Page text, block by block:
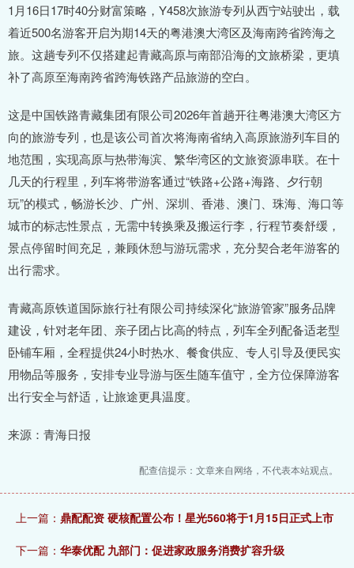
1月16日17时40分财富策略，Y458次旅游专列从西宁站驶出，载
着近500名游客开启为期14天的粤港澳大湾区及海南跨省跨海之
旅。这趟专列不仅搭建起青藏高原与南部沿海的文旅桥梁，更填
补了高原至海南跨省跨海铁路产品旅游的空白。
这是中国铁路青藏集团有限公司2026年首趟开往粤港澳大湾区方
向的旅游专列，也是该公司首次将海南省纳入高原旅游列车目的
地范围，实现高原与热带海滨、繁华湾区的文旅资源串联。在十
几天的行程里，列车将带游客通过“铁路+公路+海路、夕行朝
玩”的模式，畅游长沙、广州、深圳、香港、澳门、珠海、海口等
城市的标志性景点，无需中转换乘及搬运行李，行程节奏舒缓，
景点停留时间充足，兼顾休憩与游玩需求，充分契合老年游客的
出行需求。
青藏高原铁道国际旅行社有限公司持续深化“旅游管家”服务品牌
建设，针对老年团、亲子团占比高的特点，列车全列配备适老型
卧铺车厢，全程提供24小时热水、餐食供应、专人引导及便民实
用物品等服务，安排专业导游与医生随车值守，全方位保障游客
出行安全与舒适，让旅途更具温度。
来源：青海日报
配查信提示：文章来自网络，不代表本站观点。
上一篇： 鼎配配资 硬核配置公布！星光560将于1月15日正式上市
下一篇： 华泰优配 九部门：促进家政服务消费扩容升级